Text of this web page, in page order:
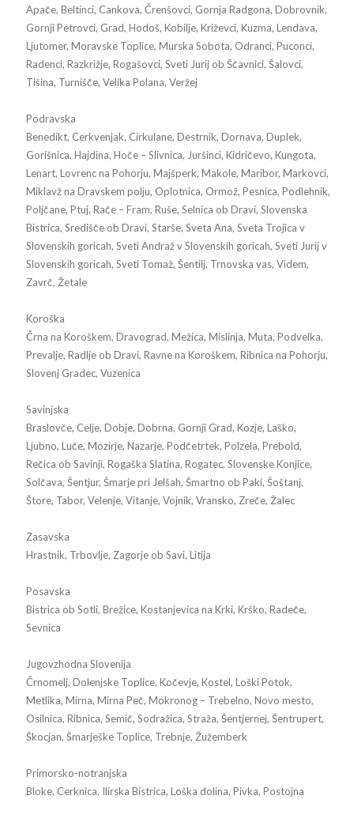
Apače, Beltinci, Cankova, Črenšovci, Gornja Radgona, Dobrovnik,
Gornji Petrovci, Grad, Hodoš, Kobilje, Križevci, Kuzma, Lendava,
Ljutomer, Moravske Toplice, Murska Sobota, Odranci, Puconci,
Radenci, Razkrižje, Rogašovci, Sveti Jurij ob Ščavnici, Šalovci,
Tišina, Turnišče, Velika Polana, Veržej
Podravska
Benedikt, Cerkvenjak, Cirkulane, Destrnik, Dornava, Duplek,
Gorišnica, Hajdina, Hoče – Slivnica, Juršinci, Kidričevo, Kungota,
Lenart, Lovrenc na Pohorju, Majšperk, Makole, Maribor, Markovci,
Miklavž na Dravskem polju, Oplotnica, Ormož, Pesnica, Podlehnik,
Poljčane, Ptuj, Rače – Fram, Ruše, Selnica ob Dravi, Slovenska
Bistrica, Središče ob Dravi, Starše, Sveta Ana, Sveta Trojica v
Slovenskih goricah, Sveti Andraž v Slovenskih goricah, Sveti Jurij v
Slovenskih goricah, Sveti Tomaž, Šentilj, Trnovska vas, Videm,
Zavrč, Žetale
Koroška
Črna na Koroškem, Dravograd, Mežica, Mislinja, Muta, Podvelka,
Prevalje, Radlje ob Dravi, Ravne na Koroškem, Ribnica na Pohorju,
Slovenj Gradec, Vuzenica
Savinjska
Braslovče, Celje, Dobje, Dobrna, Gornji Grad, Kozje, Laško,
Ljubno, Luče, Mozirje, Nazarje, Podčetrtek, Polzela, Prebold,
Rečica ob Savinji, Rogaška Slatina, Rogatec, Slovenske Konjice,
Solčava, Šentjur, Šmarje pri Jelšah, Šmartno ob Paki, Šoštanj,
Štore, Tabor, Velenje, Vitanje, Vojnik, Vransko, Zreče, Žalec
Zasavska
Hrastnik, Trbovlje, Zagorje ob Savi, Litija
Posavska
Bistrica ob Sotli, Brežice, Kostanjevica na Krki, Krško, Radeče,
Sevnica
Jugovzhodna Slovenija
Črnomelj, Dolenjske Toplice, Kočevje, Kostel, Loški Potok,
Metlika, Mirna, Mirna Peč, Mokronog – Trebelno, Novo mesto,
Osilnica, Ribnica, Semič, Sodražica, Straža, Šentjernej, Šentrupert,
Škocjan, Šmarješke Toplice, Trebnje, Žužemberk
Primorsko-notranjska
Bloke, Cerknica, Ilirska Bistrica, Loška dolina, Pivka, Postojna